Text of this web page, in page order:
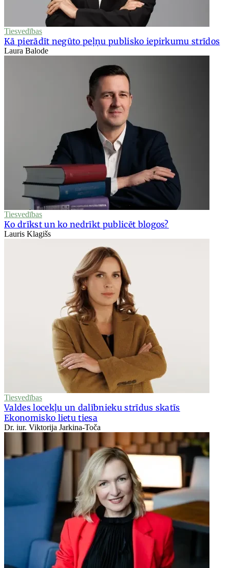
Tiesvedības
Kā pierādīt negūto peļņu publisko iepirkumu strīdos
Laura Balode
Tiesvedības
Ko drīkst un ko nedrīkt publicēt blogos?
Lauris Klagišs
Tiesvedības
Valdes locekļu un dalībnieku strīdus skatīs
Ekonomisko lietu tiesa
Dr. iur. Viktorija Jarkina-Toča